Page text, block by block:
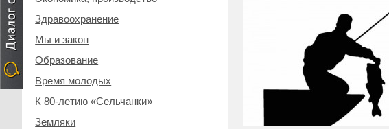
Здравоохранение
Мы и закон
Образование
Время молодых
К 80-летию «Сельчанки»
Земляки